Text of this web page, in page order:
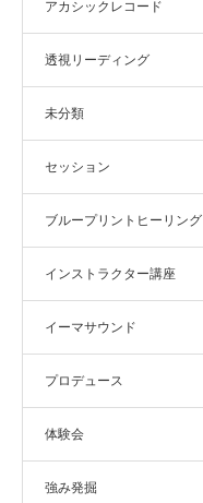
アカシックレコード
透視リーディング
未分類
セッション
ブループリントヒーリング
インストラクター講座
イーマサウンド
プロデュース
体験会
強み発掘